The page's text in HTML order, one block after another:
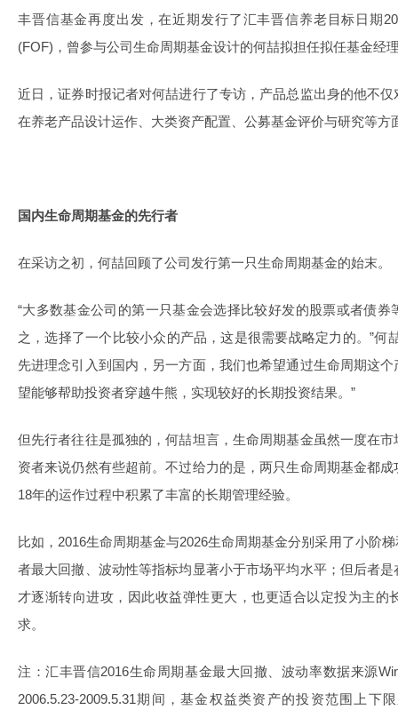
丰晋信基金再度出发，在近期发行了汇丰晋信养老目标日期
(FOF)，曾参与公司生命周期基金设计的何喆拟担任拟任基金经
近日，证券时报记者对何喆进行了专访，产品总监出身的他不
在养老产品设计运作、大类资产配置、公募基金评价与研究等方
国内生命周期基金的先行者
在采访之初，何喆回顾了公司发行第一只生命周期基金的始末。
“大多数基金公司的第一只基金会选择比较好发的股票或者债
之，选择了一个比较小众的产品，这是很需要战略定力的。”何
先进理念引入到国内，另一方面，我们也希望通过生命周期这
望能够帮助投资者穿越牛熊，实现较好的长期投资结果。”
但先行者往往是孤独的，何喆坦言，生命周期基金虽然一度在
资者来说仍然有些超前。不过给力的是，两只生命周期基金都
18年的运作过程中积累了丰富的长期管理经验。
比如，2016生命周期基金与2026生命周期基金分别采用了小阶
者最大回撤、波动性等指标均显著小于市场平均水平；但后者
才逐渐转向进攻，因此收益弹性更大，也更适合以定投为主的
求。
注：汇丰晋信2016生命周期基金最大回撤、波动率数据来源
2006.5.23-2009.5.31期间，基金权益类资产的投资范围上下